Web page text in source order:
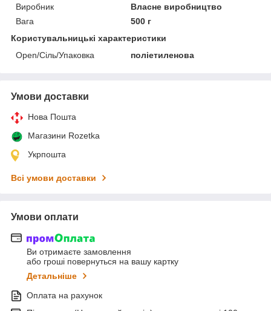
Виробник
Власне виробництво
Вага
500 г
Користувальницькі характеристики
Open/Сіль/Упаковка
поліетиленова
Умови доставки
Нова Пошта
Магазини Rozetka
Укрпошта
Всі умови доставки
Умови оплати
Ви отримаєте замовлення
або гроші повернуться на вашу картку
Детальніше
Оплата на рахунок